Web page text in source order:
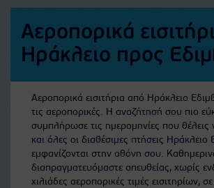
Αεροπορικά
Ηράκλειο προς
Αεροπορικά εισιτήρια από Ηράκλειο
τις αεροπορικές. Η αναζήτησή σου πιο
συμπλήρωσε τις ημερομηνίες που θέλεις
και όλες οι διαθέσιμες πτήσεις Ηράκλειο
εμφανίζονται στην οθόνη σου.
διαπραγματευόμαστε απευθείας, χωρίς
χιλιάδες αεροπορικές τιμές εισιτηρίων,